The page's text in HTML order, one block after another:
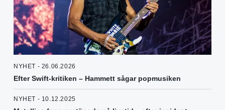
NYHET - 26.06.2026
Efter Swift-kritiken – Hammett sågar popmusiken
NYHET - 10.12.2025